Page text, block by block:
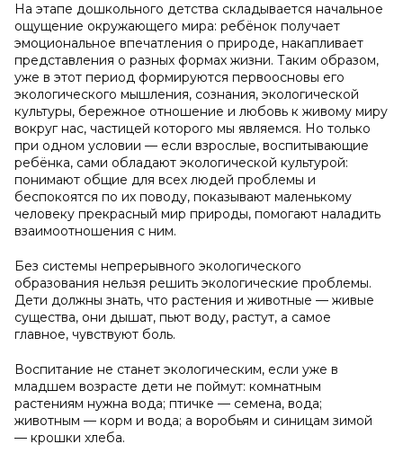
На этапе дошкольного детства складывается начальное
ощущение окружающего мира: ребёнок получает
эмоциональное впечатления о природе, накапливает
представления о разных формах жизни. Таким образом,
уже в этот период формируются первоосновы его
экологического мышления, сознания, экологической
культуры, бережное отношение и любовь к живому миру
вокруг нас, частицей которого мы являемся. Но только
при одном условии — если взрослые, воспитывающие
ребёнка, сами обладают экологической культурой:
понимают общие для всех людей проблемы и
беспокоятся по их поводу, показывают маленькому
человеку прекрасный мир природы, помогают наладить
взаимоотношения с ним.
Без системы непрерывного экологического
образования нельзя решить экологические проблемы.
Дети должны знать, что растения и животные — живые
существа, они дышат, пьют воду, растут, а самое
главное, чувствуют боль.
Воспитание не станет экологическим, если уже в
младшем возрасте дети не поймут: комнатным
растениям нужна вода; птичке — семена, вода;
животным — корм и вода; а воробьям и синицам зимой
— крошки хлеба.